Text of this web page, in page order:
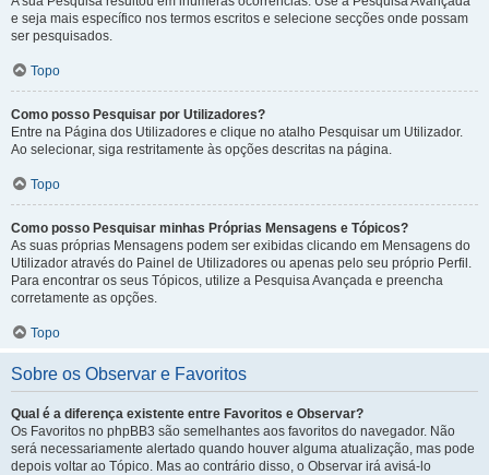
e seja mais específico nos termos escritos e selecione secções onde possam
ser pesquisados.
Topo
Como posso Pesquisar por Utilizadores?
Entre na Página dos Utilizadores e clique no atalho Pesquisar um Utilizador.
Ao selecionar, siga restritamente às opções descritas na página.
Topo
Como posso Pesquisar minhas Próprias Mensagens e Tópicos?
As suas próprias Mensagens podem ser exibidas clicando em Mensagens do
Utilizador através do Painel de Utilizadores ou apenas pelo seu próprio Perfil.
Para encontrar os seus Tópicos, utilize a Pesquisa Avançada e preencha
corretamente as opções.
Topo
Sobre os Observar e Favoritos
Qual é a diferença existente entre Favoritos e Observar?
Os Favoritos no phpBB3 são semelhantes aos favoritos do navegador. Não
será necessariamente alertado quando houver alguma atualização, mas pode
depois voltar ao Tópico. Mas ao contrário disso, o Observar irá avisá-lo